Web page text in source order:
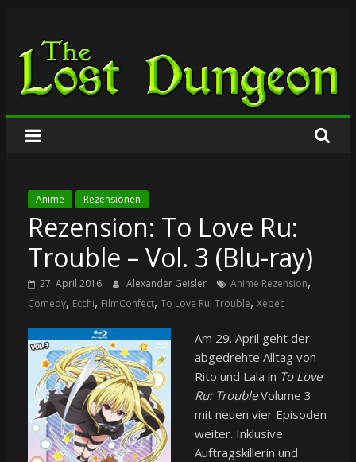
springen
The
Lost
Dungeon
Anime Rezensionen
Rezension: To Love Ru:
Trouble – Vol. 3 (Blu-ray)
27. April 2016 Alexander Geisler Anime Rezension,
Comedy, Ecchi, FilmConfect, To Love Ru: Trouble, Xebec
Am 29. April geht der
abgedrehte Alltag von
Rito und Lala in To Love
Ru: TroubleVolume 3
mit neuen vier Episoden
weiter. Inklusive
Auftragskillerin und